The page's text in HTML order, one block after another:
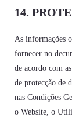
14.
As informações
fornecer no
de acordo com
de protecção de
nas Condições
o Website, o